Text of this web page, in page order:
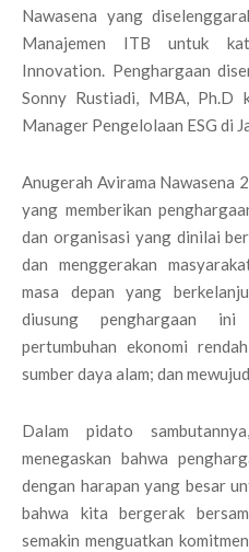
Nawasena yang
Manajemen ITB untuk
Innovation. Penghargaan
Sonny Rustiadi, MBA, Ph.D
Manager Pengelolaan ESG di
Anugerah Avirama Nawasena
yang memberikan
dan organisasi yang dinilai
dan menggerakan
masa depan yang
diusung penghargaan
pertumbuhan ekonomi
sumber daya alam; dan
Dalam pidato
menegaskan bahwa
dengan harapan yang besar
bahwa kita bergerak
semakin menguatkan